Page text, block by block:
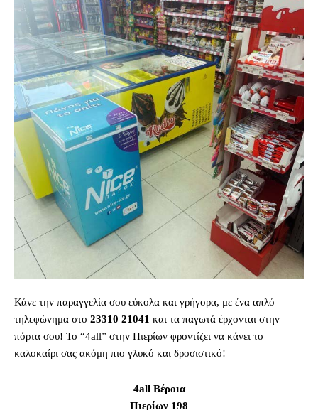
Κάνε την παραγγελία σου εύκολα και γρήγορα, με ένα απλό
τηλεφώνημα στο 23310 21041 και τα παγωτά έρχονται στην
πόρτα σου! Το “4all” στην Πιερίων φροντίζει να κάνει το
καλοκαίρι σας ακόμη πιο γλυκό και δροσιστικό!
4all Βέροια
Πιερίων 198